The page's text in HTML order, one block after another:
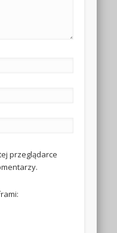
przeglądarce